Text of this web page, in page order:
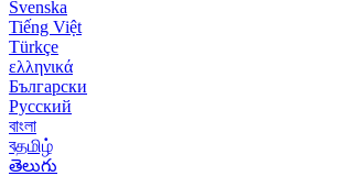
Svenska
Tiếng Việt
Türkçe
ελληνικά
Български
Русский
বাংলা
বதமிழ்
తెలుగు